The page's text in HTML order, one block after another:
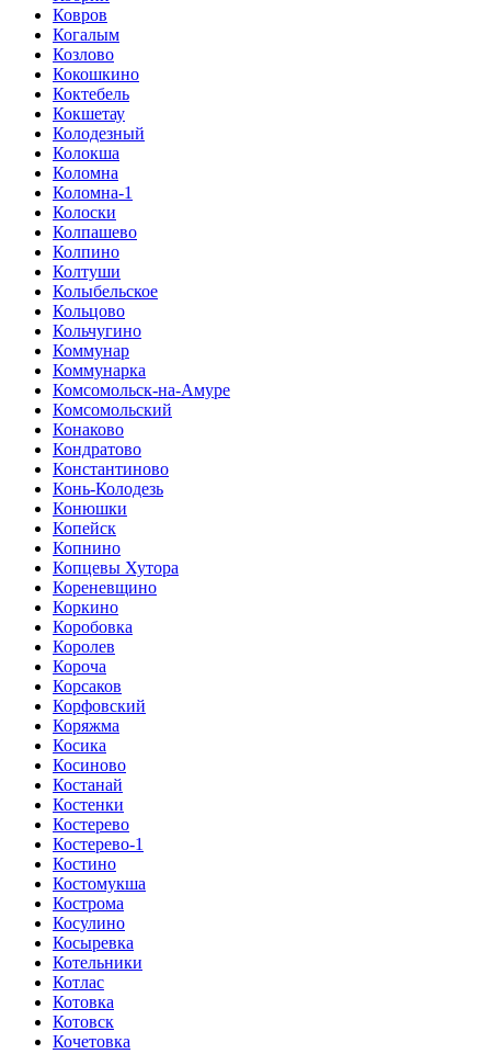
Ковров
Когалым
Козлово
Кокошкино
Коктебель
Кокшетау
Колодезный
Колокша
Коломна
Коломна-1
Колоски
Колпашево
Колпино
Колтуши
Колыбельское
Кольцово
Кольчугино
Коммунар
Коммунарка
Комсомольск-на-Амуре
Комсомольский
Конаково
Кондратово
Константиново
Конь-Колодезь
Конюшки
Копейск
Копнино
Копцевы Хутора
Кореневщино
Коркино
Коробовка
Королев
Короча
Корсаков
Корфовский
Коряжма
Косика
Косиново
Костанай
Костенки
Костерево
Костерево-1
Костино
Костомукша
Кострома
Косулино
Косыревка
Котельники
Котлас
Котовка
Котовск
Кочетовка